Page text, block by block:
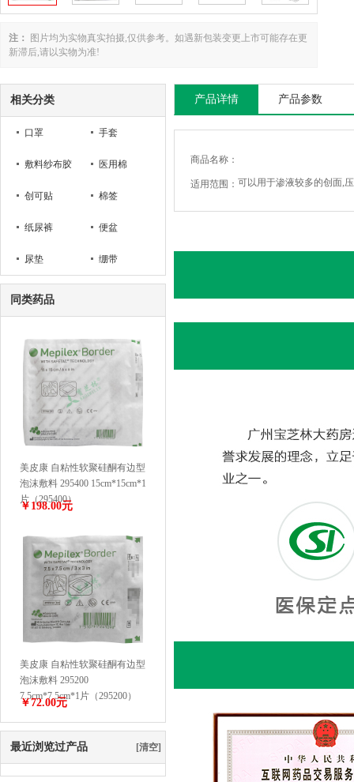
注：
图片均为实物真实拍摄,仅供参考。如遇新包装变更上市可能存在更
新滞后,请以实物为准!
相关分类
口罩 手套
敷料纱布胶
带
医用棉
创可贴 棉签
纸尿裤 便盆
尿垫 绷带
同类药品
美皮康 自粘性软聚硅酮有边型
泡沫敷料 295400 15cm*15cm*1
片（295400）
￥198.00元
美皮康 自粘性软聚硅酮有边型
泡沫敷料 295200
7.5cm*7.5cm*1片（295200）
￥72.00元
最近浏览过产品 [清空]
产品详情 产品参数
商品名称：
适用范围： 可以用于渗液较多的创面,